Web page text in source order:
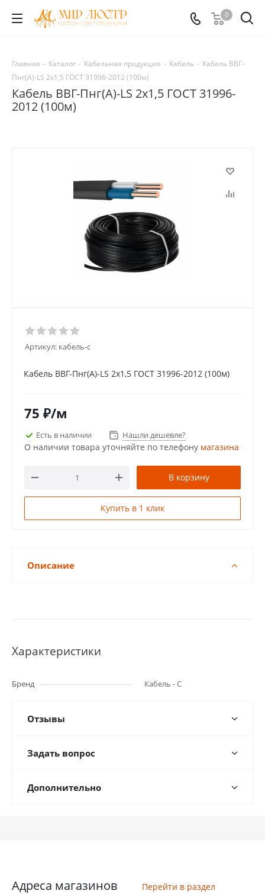
0
Главная - Каталог - Кабельная продукция - Кабель - Кабель ВВГ-
Пнг(А)-LS 2x1,5 ГОСТ 31996-2012 (100м)
Кабель ВВГ-Пнг(А)-LS 2x1,5 ГОСТ 31996-
2012 (100м)
Артикул: кабель-с
Кабель ВВГ-Пнг(А)-LS 2x1,5 ГОСТ 31996-2012 (100м)
75 ₽/м
Есть в наличии Нашли дешевле?
О наличии товара уточняйте по телефону магазина
В корзину
Купить в 1 клик
Описание
Характеристики
Бренд Кабель - С
Отзывы
Задать вопрос
Дополнительно
Адреса магазинов Перейти в раздел